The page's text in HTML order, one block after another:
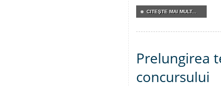
CITEŞTE MAI MULT...
Prelungirea
concursului